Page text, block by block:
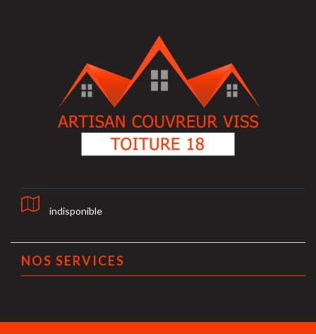
indisponible
NOS SERVICES